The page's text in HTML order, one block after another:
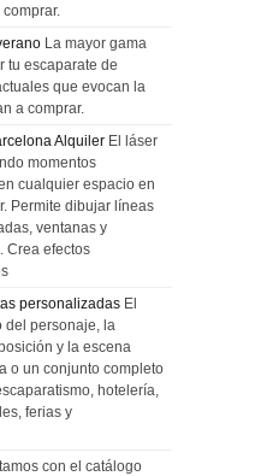
La mayor gama
tu escaparate de
que evocan la
a comprar.
Alquiler El láser
momentos
cualquier espacio en
Permite dibujar líneas
ventanas y
Crea efectos
personalizadas El
del personaje, la
y la escena
o un conjunto completo
hotelería,
ferias y
con el catálogo